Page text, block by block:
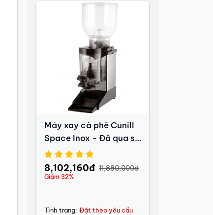
Máy xay cà phê Cunill
Space Inox - Đã qua sử
dụng
8,102,160đ 11,880,000đ
Giảm 32%
Tình trạng: Đặt theo yêu cầu